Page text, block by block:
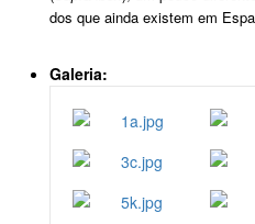
dos que ainda existem em
Galeria: